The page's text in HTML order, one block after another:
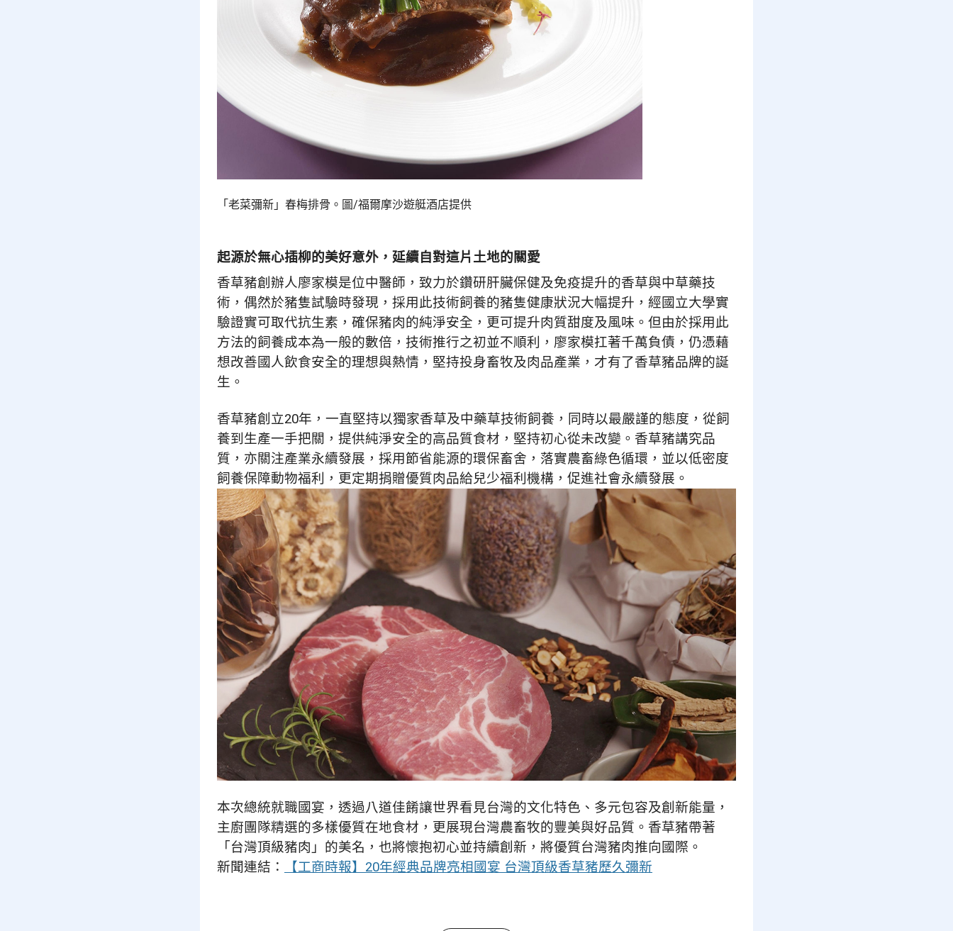
「老菜彌新」春梅排骨。圖/福爾摩沙遊艇酒店提供
起源於無心插柳的美好意外，延續自對這片土地的關愛
香草豬創辦人廖家模是位中醫師，致力於鑽研肝臟保健及免疫提升的香草與中草藥技
術，偶然於豬隻試驗時發現，採用此技術飼養的豬隻健康狀況大幅提升，經國立大學實
驗證實可取代抗⽣素，確保豬肉的純淨安全，更可提升肉質甜度及風味。但由於採用此
方法的飼養成本為一般的數倍，技術推行之初並不順利，廖家模扛著千萬負債，仍憑藉
想改善國人飲食安全的理想與熱情，堅持投身畜牧及肉品產業，才有了香草豬品牌的誕
⽣。
香草豬創立20年，一直堅持以獨家香草及中藥草技術飼養，同時以最嚴謹的態度，從飼
養到⽣產一手把關，提供純淨安全的高品質食材，堅持初心從未改變。香草豬講究品
質，亦關注產業永續發展，採用節省能源的環保畜舍，落實農畜綠色循環，並以低密度
飼養保障動物福利，更定期捐贈優質肉品給兒少福利機構，促進社會永續發展。
本次總統就職國宴，透過八道佳餚讓世界看見台灣的文化特色、多元包容及創新能量，
主廚團隊精選的多樣優質在地食材，更展現台灣農畜牧的豐美與好品質。香草豬帶著
「台灣頂級豬肉」的美名，也將懷抱初心並持續創新，將優質台灣豬肉推向國際。
新聞連結：
【工商時報】20年經典品牌亮相國宴 台灣頂級香草豬歷久彌新